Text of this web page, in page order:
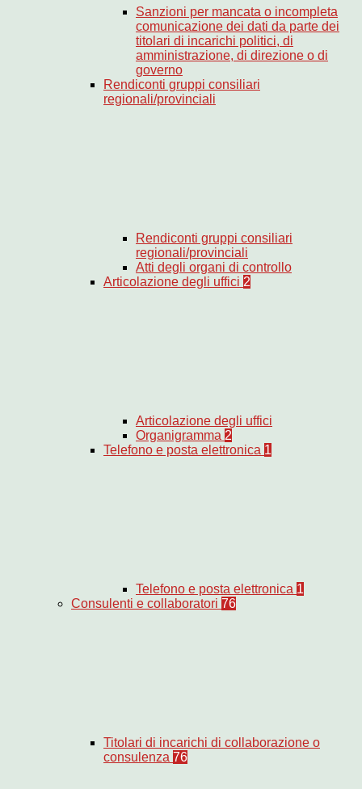
Sanzioni per mancata o incompleta
comunicazione dei dati da parte dei
titolari di incarichi politici, di
amministrazione, di direzione o di
governo
Rendiconti gruppi consiliari
regionali/provinciali
Rendiconti gruppi consiliari
regionali/provinciali
Atti degli organi di controllo
Articolazione degli uffici 2
Articolazione degli uffici
Organigramma 2
Telefono e posta elettronica 1
Telefono e posta elettronica 1
Consulenti e collaboratori 76
Titolari di incarichi di collaborazione o
consulenza 76